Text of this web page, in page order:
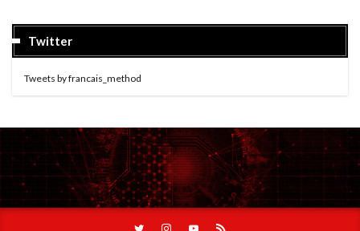
Twitter
Tweets by francais_method